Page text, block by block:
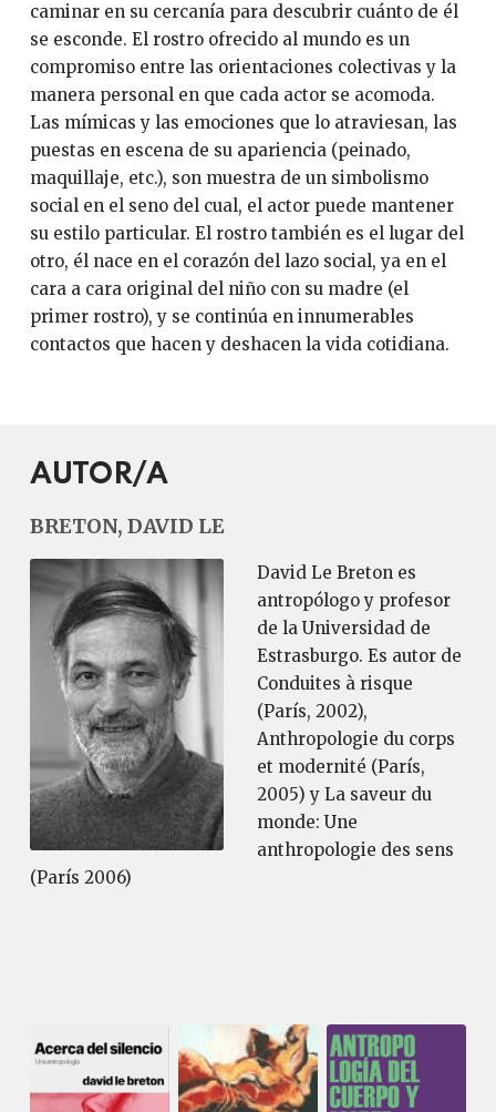
caminar en su cercanía para descubrir cuánto de él
se esconde. El rostro ofrecido al mundo es un
compromiso entre las orientaciones colectivas y la
manera personal en que cada actor se acomoda.
Las mímicas y las emociones que lo atraviesan, las
puestas en escena de su apariencia (peinado,
maquillaje, etc.), son muestra de un simbolismo
social en el seno del cual, el actor puede mantener
su estilo particular. El rostro también es el lugar del
otro, él nace en el corazón del lazo social, ya en el
cara a cara original del niño con su madre (el
primer rostro), y se continúa en innumerables
contactos que hacen y deshacen la vida cotidiana.
AUTOR/A
BRETON, DAVID LE
David Le Breton es
antropólogo y profesor
de la Universidad de
Estrasburgo. Es autor de
Conduites à risque
(París, 2002),
Anthropologie du corps
et modernité (París,
2005) y La saveur du
monde: Une
anthropologie des sens
(París 2006)